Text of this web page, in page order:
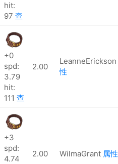
hit:
97 查
+0
spd:
3.79
hit:
111 查
2.00
LeanneErickson
性
+3
spd:
4.74
2.00 WilmaGrant 属性